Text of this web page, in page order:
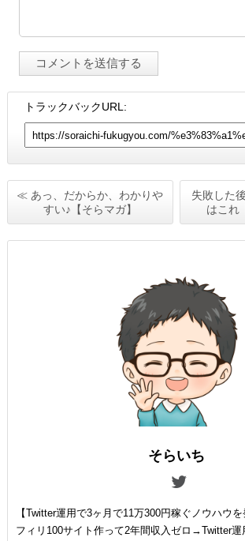
トラックバックURL:
≪ あっ、だからか、わかりや
すい♪【そらマガ】
失敗した
はこれ
そらいち
【Twitter運用で3ヶ月で11万300円稼ぐノウハウ
フィリ100サイト作って2年間収入ゼロ→Twitter